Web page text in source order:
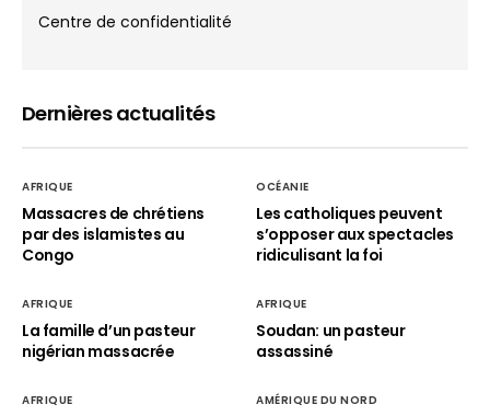
Centre de confidentialité
Dernières actualités
AFRIQUE
Massacres de chrétiens
par des islamistes au
Congo
OCÉANIE
Les catholiques peuvent
s’opposer aux spectacles
ridiculisant la foi
AFRIQUE
La famille d’un pasteur
nigérian massacrée
AFRIQUE
Soudan: un pasteur
assassiné
AFRIQUE AMÉRIQUE DU NORD